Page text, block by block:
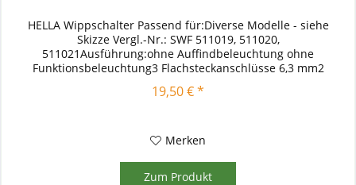
HELLA Wippschalter Passend für:Diverse Modelle - siehe
Skizze Vergl.-Nr.: SWF 511019, 511020,
511021Ausführung:ohne Auffindbeleuchtung ohne
Funktionsbeleuchtung3 Flachsteckanschlüsse 6,3 mm2
Schaltstellungen: 0 aus, 1 = ein...
19,50 € *
Merken
Zum Produkt